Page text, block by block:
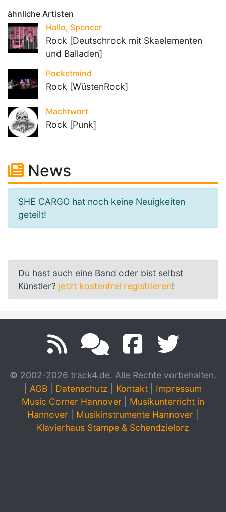
ähnliche Artisten
Hallo, Spencer
Rock [Deutschrock mit Skaelementen
und Balladen]
Pocketmind
Rock [WüstenRock]
Machtwort
Rock [Punk]
News
SHE CARGO hat noch keine Neuigkeiten
geteilt!
Du hast auch eine Band oder bist selbst
Künstler? jetzt kostenfrei registrieren!
© 2002-2026 track4.de. Alle Rechte vorbehalten.
AGB Datenschutz Kontakt
Impressum
Music Corner Hannover
Musikunterricht in
Hannover
Musikinstrumente Hannover
Klavierhaus Stampe & Schendzielorz